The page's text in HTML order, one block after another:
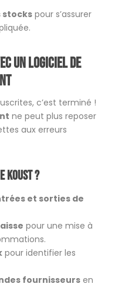
stockspour s’assurer
un logiciel de
c’est terminé !
ne peut plus reposer
aux erreurs
Koust ?
et sorties de
pour une mise à
pour identifier les
fournisseurs en